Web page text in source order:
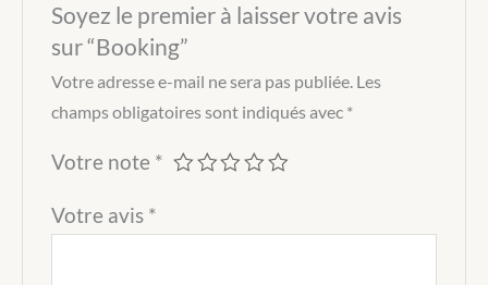
Soyez le premier à laisser votre avis
sur “Booking”
Votre adresse e-mail ne sera pas publiée. Les
champs obligatoires sont indiqués avec *
Votre note *
Votre avis *